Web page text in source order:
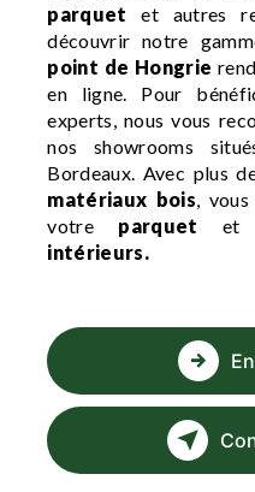
parquetet autres
découvrir notre
point de Hongrie
en ligne. Pour
experts, nous vous
nos showrooms
Bordeaux. Avec plus
matériaux bois ,
votre parquet et
intérieurs.